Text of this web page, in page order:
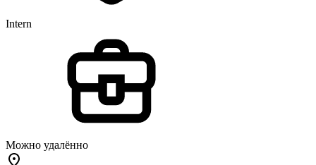
Intern
Можно удалённо